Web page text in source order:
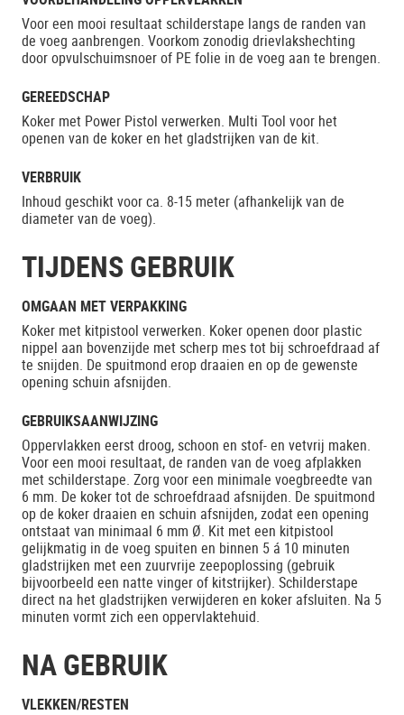
Voor een mooi resultaat schilderstape langs de randen van
de voeg aanbrengen. Voorkom zonodig drievlakshechting
door opvulschuimsnoer of PE folie in de voeg aan te brengen.
GEREEDSCHAP
Koker met Power Pistol verwerken. Multi Tool voor het
openen van de koker en het gladstrijken van de kit.
VERBRUIK
Inhoud geschikt voor ca. 8-15 meter (afhankelijk van de
diameter van de voeg).
TIJDENS GEBRUIK
OMGAAN MET VERPAKKING
Koker met kitpistool verwerken. Koker openen door plastic
nippel aan bovenzijde met scherp mes tot bij schroefdraad af
te snijden. De spuitmond erop draaien en op de gewenste
opening schuin afsnijden.
GEBRUIKSAANWIJZING
Oppervlakken eerst droog, schoon en stof- en vetvrij maken.
Voor een mooi resultaat, de randen van de voeg afplakken
met schilderstape. Zorg voor een minimale voegbreedte van
6 mm. De koker tot de schroefdraad afsnijden. De spuitmond
op de koker draaien en schuin afsnijden, zodat een opening
ontstaat van minimaal 6 mm Ø. Kit met een kitpistool
gelijkmatig in de voeg spuiten en binnen 5 á 10 minuten
gladstrijken met een zuurvrije zeepoplossing (gebruik
bijvoorbeeld een natte vinger of kitstrijker). Schilderstape
direct na het gladstrijken verwijderen en koker afsluiten. Na 5
minuten vormt zich een oppervlaktehuid.
NA GEBRUIK
VLEKKEN/RESTEN